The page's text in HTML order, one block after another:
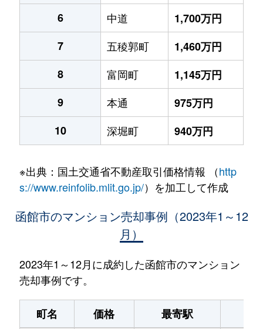
6
中道
1,700万円
7
五稜郭町
1,460万円
8
富岡町
1,145万円
9
本通
975万円
10
深堀町 940万円
※出典：国土交通省不動産取引価格情報 （http
s://www.reinfolib.mlit.go.jp/）を加工して作成
函館市のマンション売却事例（2023年1～12
月）
2023年1～12月に成約した函館市のマンション
売却事例です。
町名 価格 最寄駅